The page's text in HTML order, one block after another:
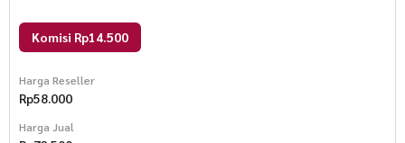
Komisi Rp14.500
Harga Reseller
Rp58.000
Harga Jual